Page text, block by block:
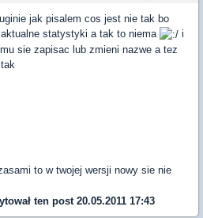
jak pisalem cos jest nie tak bo
statystyki a tak to niema
i
sie zapisac lub zmieni nazwe a tez
to w twojej wersji nowy sie nie
ten post 20.05.2011 17:43